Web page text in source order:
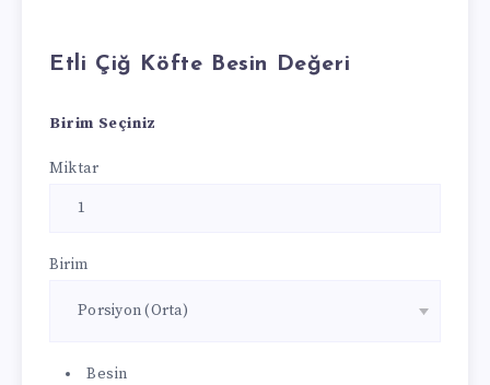
Etli Çiğ Köfte Besin Değeri
Birim Seçiniz
Miktar
Birim
Besin